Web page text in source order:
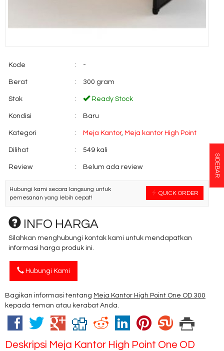
Kode : -
Berat : 300 gram
Stok : Ready Stock
Kondisi : Baru
Kategori : Meja Kantor, Meja kantor High Point
Dilihat : 549 kali
Review : Belum ada review
QUICK ORDER
Hubungi kami secara langsung untuk
pemesanan yang lebih cepat!
INFO HARGA
Silahkan menghubungi kontak kami untuk mendapatkan
informasi harga produk ini.
Hubungi Kami
Bagikan informasi tentang Meja Kantor High Point One OD 300
kepada teman atau kerabat Anda.
Deskripsi Meja Kantor High Point One OD
SIDEBAR